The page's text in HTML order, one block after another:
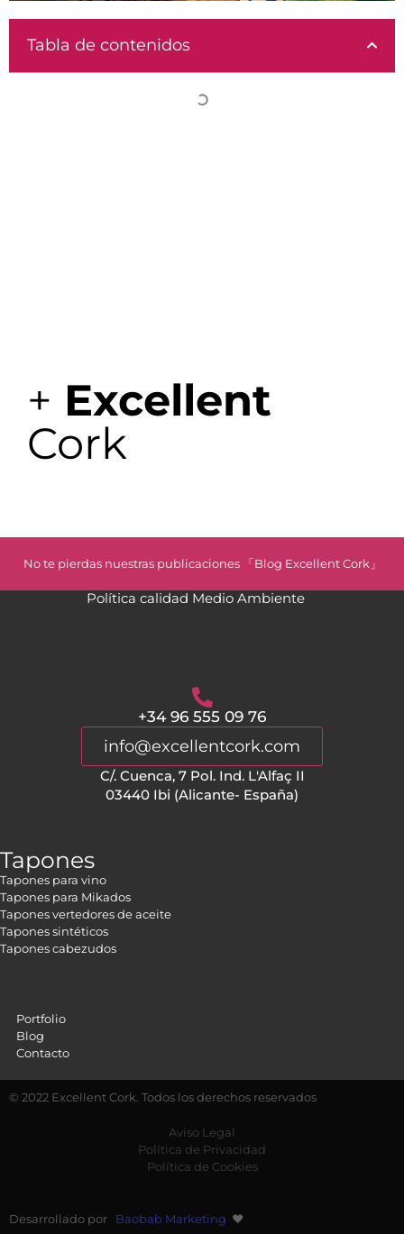
Tabla de contenidos
+ Excellent
Cork
No te pierdas nuestras publicaciones 「Blog Excellent Cork」
Política calidad Medio Ambiente
+34 96 555 09 76
info@excellentcork.com
C/. Cuenca, 7 Pol. Ind. L'Alfaç II
03440 Ibi (Alicante- España)
Tapones
Tapones para vino
Tapones para Mikados
Tapones vertedores de aceite
Tapones sintéticos
Tapones cabezudos
Portfolio
Blog
Contacto
© 2022 Excellent Cork. Todos los derechos reservados
Aviso Legal
Política de Privacidad
Política de Cookies
Desarrollado por Baobab Marketing ❤️